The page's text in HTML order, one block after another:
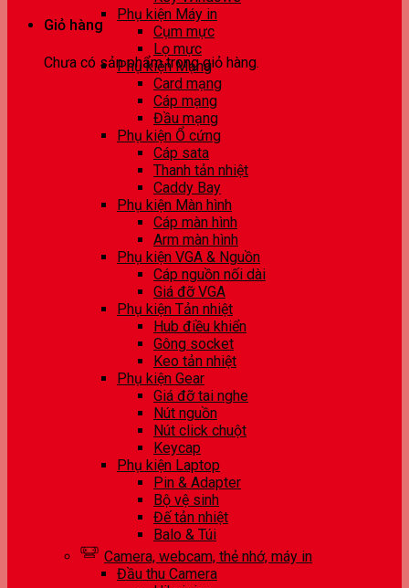
Giỏ hàng
Chưa có sản phẩm trong giỏ hàng.
Phụ kiện Máy in
Cụm mực
Lọ mực
Phụ kiện Mạng
Card mạng
Cáp mạng
Đầu mạng
Phụ kiện Ổ cứng
Cáp sata
Thanh tản nhiệt
Caddy Bay
Phụ kiện Màn hình
Cáp màn hình
Arm màn hình
Phụ kiện VGA & Nguồn
Cáp nguồn nối dài
Giá đỡ VGA
Phụ kiện Tản nhiệt
Hub điều khiển
Gông socket
Keo tản nhiệt
Phụ kiện Gear
Giá đỡ tai nghe
Nút nguồn
Nút click chuột
Keycap
Phụ kiện Laptop
Pin & Adapter
Bộ vệ sinh
Đế tản nhiệt
Balo & Túi
Camera, webcam, thẻ nhớ, máy in
Đầu thu Camera